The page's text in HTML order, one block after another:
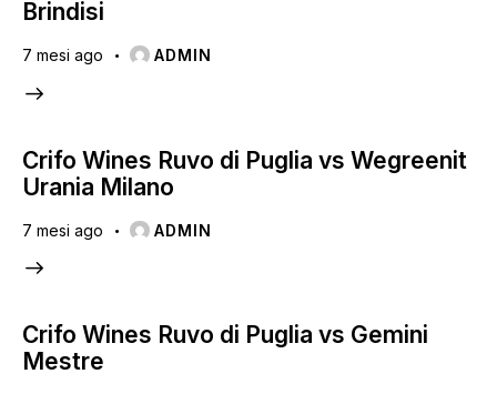
Brindisi
7 mesi ago ADMIN
Crifo Wines Ruvo di Puglia vs Wegreenit
Urania Milano
7 mesi ago ADMIN
Crifo Wines Ruvo di Puglia vs Gemini
Mestre